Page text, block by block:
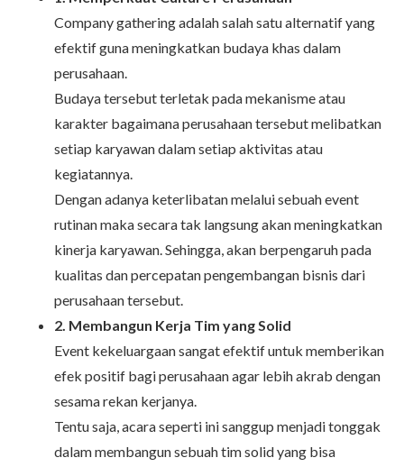
Company gathering adalah salah satu alternatif yang
efektif guna meningkatkan budaya khas dalam
perusahaan.
Budaya tersebut terletak pada mekanisme atau
karakter bagaimana perusahaan tersebut melibatkan
setiap karyawan dalam setiap aktivitas atau
kegiatannya.
Dengan adanya keterlibatan melalui sebuah event
rutinan maka secara tak langsung akan meningkatkan
kinerja karyawan. Sehingga, akan berpengaruh pada
kualitas dan percepatan pengembangan bisnis dari
perusahaan tersebut.
2. Membangun Kerja Tim yang Solid
Event kekeluargaan sangat efektif untuk memberikan
efek positif bagi perusahaan agar lebih akrab dengan
sesama rekan kerjanya.
Tentu saja, acara seperti ini sanggup menjadi tonggak
dalam membangun sebuah tim solid yang bisa